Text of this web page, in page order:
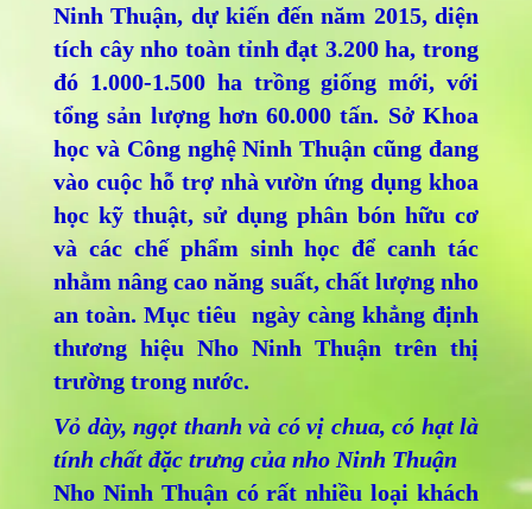
Ninh Thuận, dự kiến đến năm 2015, diện
tích cây nho toàn tỉnh đạt 3.200 ha, trong
đó 1.000-1.500 ha trồng giống mới, với
tổng sản lượng hơn 60.000 tấn. Sở Khoa
học và Công nghệ Ninh Thuận cũng đang
vào cuộc hỗ trợ nhà vườn ứng dụng khoa
học kỹ thuật, sử dụng phân bón hữu cơ
và các chế phẩm sinh học để canh tác
nhằm nâng cao năng suất, chất lượng nho
an toàn. Mục tiêu ngày càng khẳng định
thương hiệu Nho Ninh Thuận trên thị
trường trong nước.
Vỏ dày, ngọt thanh và có vị chua, có hạt là
tính chất đặc trưng của nho Ninh Thuận
Nho Ninh Thuận có rất nhiều loại khách